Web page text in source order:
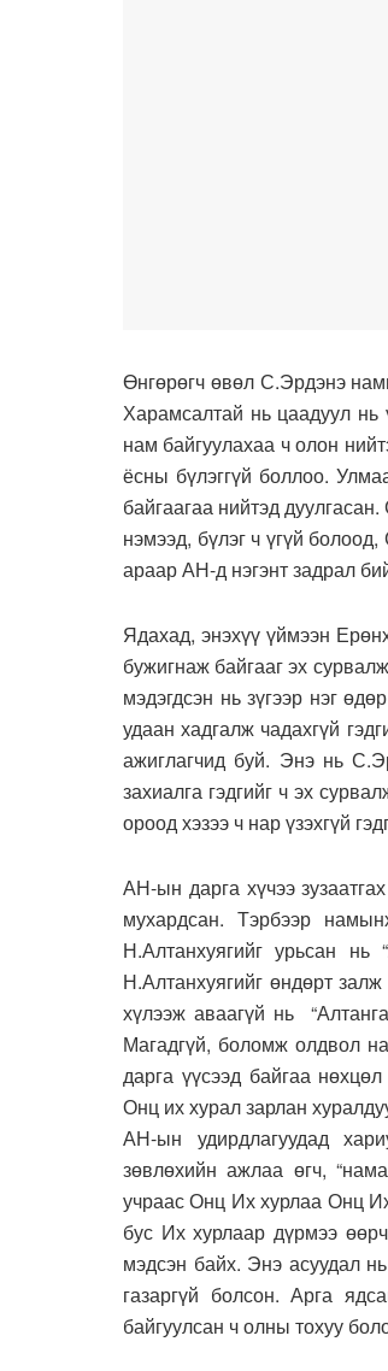
Өнгөрөгч өвөл С.Эрдэнэ
Харамсалтай нь цаадуул
нам байгуулахаа ч олон
ёсны бүлэггүй боллоо.
байгаагаа нийтэд
нэмээд, бүлэг ч үгүй
араар АН-д нэгэнт задрал
Ядахад, энэхүү үймээн
бужигнаж байгааг эх
мэдэгдсэн нь зүгээр нэг
удаан хадгалж чадахгүй
ажиглагчид буй. Энэ нь
захиалга гэдгийг ч эх
ороод хэзээ ч нар үзэхгүй
АН-ын дарга хүчээ
мухардсан. Тэрбээр
Н.Алтанхуягийг урьсан нь
Н.Алтанхуягийг өндөрт
хүлээж аваагүй нь
Магадгүй, боломж олдвол
дарга үүсээд байгаа
Онц их хурал зарлан
АН-ын удирдлагуудад
зөвлөхийн ажлаа өгч,
учраас Онц Их хурлаа Онц
бус Их хурлаар дүрмээ
мэдсэн байх. Энэ асуудал
газаргүй болсон. Арга
байгуулсан ч олны тохуу